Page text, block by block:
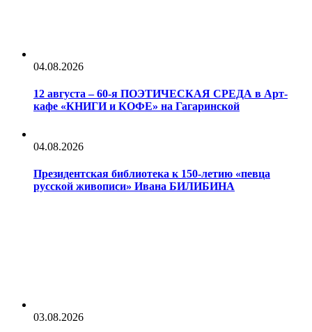
04.08.2026
12 августа – 60-я ПОЭТИЧЕСКАЯ СРЕДА в Арт-
кафе «КНИГИ и КОФЕ» на Гагаринской
04.08.2026
Президентская библиотека к 150-летию «певца
русской живописи» Ивана БИЛИБИНА
03.08.2026